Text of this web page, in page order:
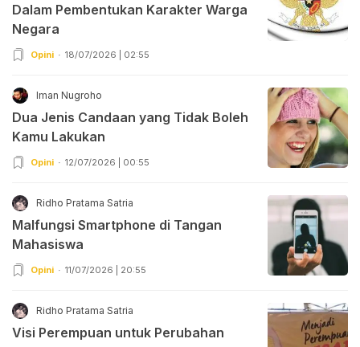
Dalam Pembentukan Karakter Warga
Negara
Opini 18/07/2026 | 02:55
Iman Nugroho
Dua Jenis Candaan yang Tidak Boleh
Kamu Lakukan
Opini 12/07/2026 | 00:55
Ridho Pratama Satria
Malfungsi Smartphone di Tangan
Mahasiswa
Opini 11/07/2026 | 20:55
Ridho Pratama Satria
Visi Perempuan untuk Perubahan